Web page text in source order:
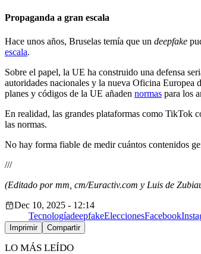
Propaganda a gran escala
Hace unos años, Bruselas temía que un deepfake
escala.
Sobre el papel, la UE ha construido una defensa
autoridades nacionales y la nueva Oficina
planes y códigos de la UE añaden normas para los
En realidad, las grandes plataformas como TikTok
las normas.
No hay forma fiable de medir cuántos contenidos
///
(Editado por mm, cm/Euractiv.com y Luis de
Dec 10, 2025 - 12:14
TecnologíadeepfakeEleccionesFacebook
Imprimir Compartir
LO MÁS LEÍDO